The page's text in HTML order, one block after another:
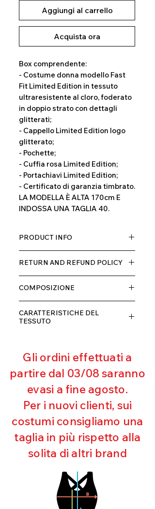
Aggiungi al carrello
Acquista ora
Box comprendente:
- Costume donna modello Fast
Fit Limited Edition in tessuto
ultraresistente al cloro, foderato
in doppio strato con dettagli
glitterati;
- Cappello Limited Edition logo
glitterato;
- Pochette;
- Cuffia rosa Limited Edition;
- Portachiavi Limited Edition;
- Certificato di garanzia timbrato.
LA MODELLA È ALTA 170cm E
INDOSSA UNA TAGLIA 40.
PRODUCT INFO
di elastane, molto comodo per chi lo
indossa grazia alla sua elastcità, in
doppio strato con fodera.
RETURN AND REFUND POLICY
entro 10 giorni dal ricevimento,
rimborseremo il cliente, escluse le
spese di spedizione, non appena
riceveremo la merce resa ed
COMPOSIZIONE
20% ELASTANE
CARATTERISTICHE DEL
TESSUTO
Resistente al pilling
Eccellente protezione dai raggi
UV
Ottima copertura
Ultra cloro resistente
Mantenimento della forma
Perfetta vestibilità
Asciugatura rapida
Bielastico
Gli ordini effettuati a
partire dal 03/08 saranno
evasi a fine agosto.
Per i nuovi clienti, sui
costumi consigliamo una
taglia in più rispetto alla
solita di altri brand